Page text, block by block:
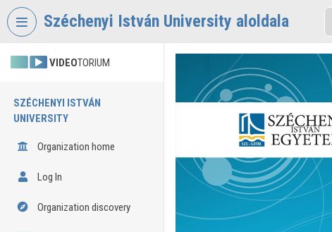
Skip header
Széchenyi István University aloldala
VIDEOTORIUM
SZÉCHENYI ISTVÁN
UNIVERSITY
Organization home
Log In
Organization discovery